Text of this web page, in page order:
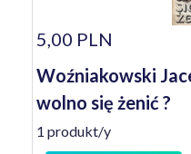
5,00 PLN
Woźniakowski
wolno się żenić ?
1 produkt/y